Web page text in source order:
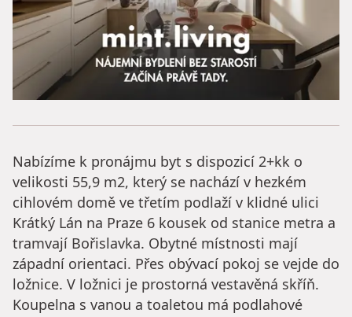
Nabízíme k pronájmu byt s dispozicí 2+kk o
velikosti 55,9 m2, který se nachází v hezkém
cihlovém domě ve třetím podlaží v klidné ulici
Krátký Lán na Praze 6 kousek od stanice metra a
tramvají Bořislavka. Obytné místnosti mají
západní orientaci. Přes obývací pokoj se vejde do
ložnice. V ložnici je prostorná vestavěná skříň.
Koupelna s vanou a toaletou má podlahové